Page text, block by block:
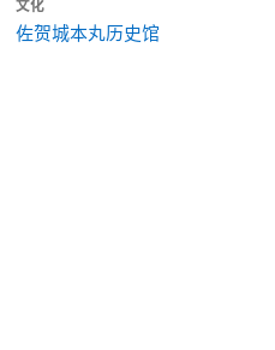
文化
佐贺城本丸历史馆